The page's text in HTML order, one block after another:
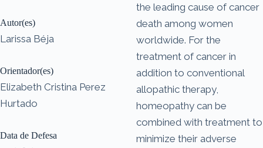
Autor(es)
Larissa Béja
Orientador(es)
Elizabeth Cristina Perez
Hurtado
Data de Defesa
the leading cause of cancer
death among women
worldwide. For the
treatment of cancer in
addition to conventional
allopathic therapy,
homeopathy can be
combined with treatment to
minimize their adverse